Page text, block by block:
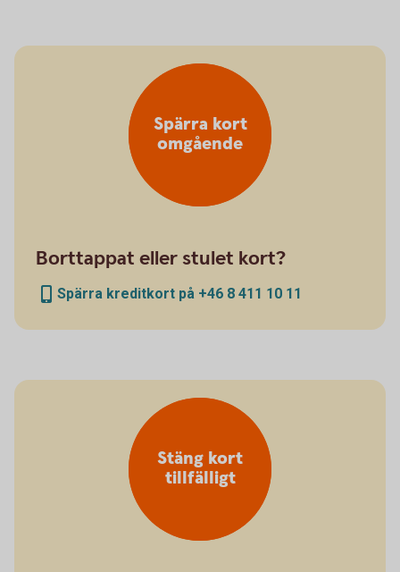
Spärra kort
omgående
Borttappat eller stulet kort?
Spärra kreditkort på +46 8 411 10 11
Stäng kort
tillfälligt